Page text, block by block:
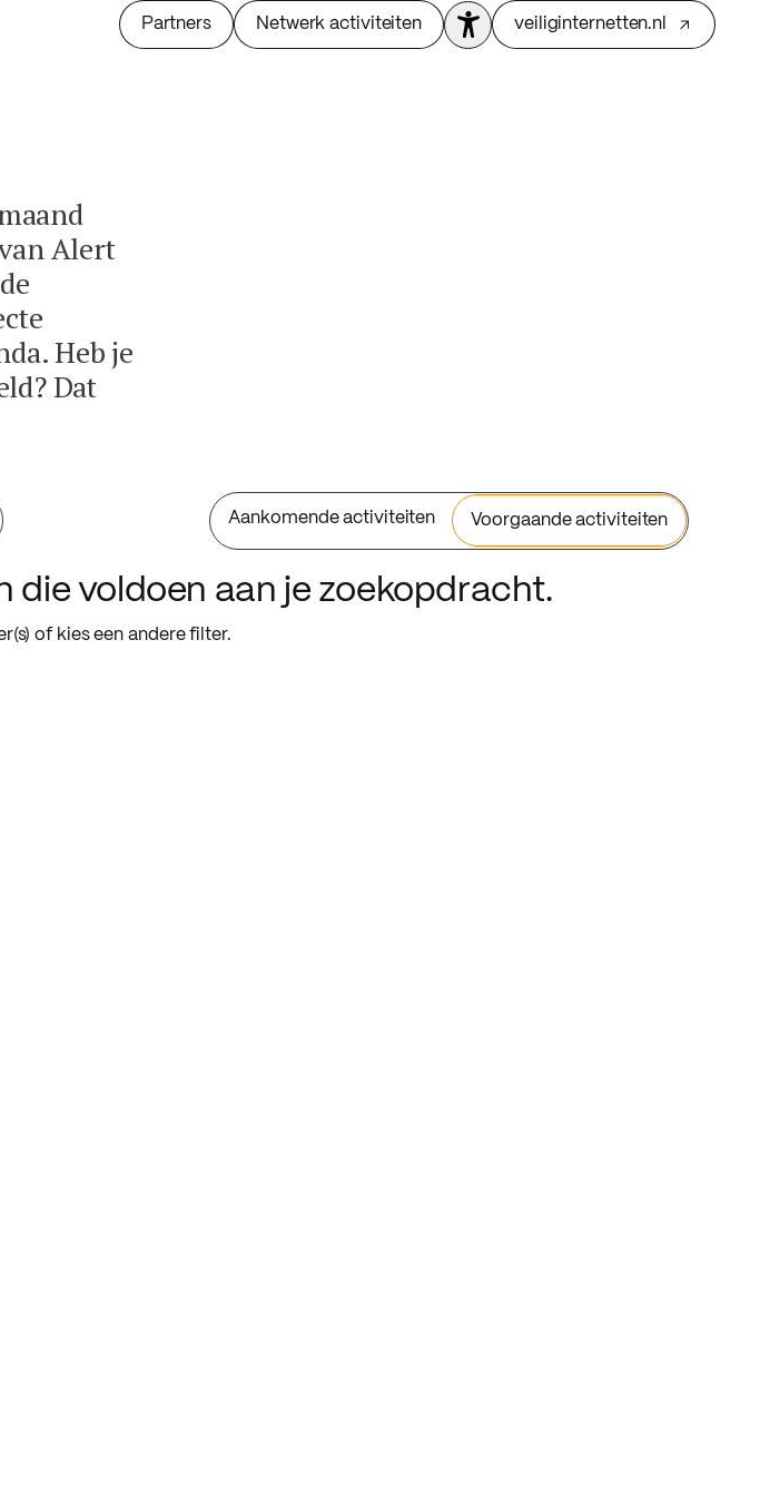
Partners Netwerk activiteiten veiliginternetten.nl
Alert
Heb je
Dat
Aankomende activiteiten Voorgaande activiteiten
die voldoen aan je zoekopdracht.
of kies een andere filter.